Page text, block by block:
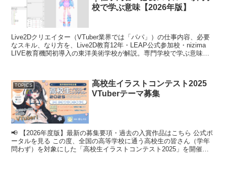
校で学ぶ意味【2026年版】
Live2Dクリエイター（VTuber業界では「パパ」）の仕事内容、必要
なスキル、なり方を、Live2D教育12年・LEAP公式参加校・nizima
LIVE教育機関初導入の東洋美術学校が解説。専門学校で学ぶ意味、
TOPICS
高校生イラストコンテスト2025
VTuberテーマ募集
📢 【2026年度版】最新の募集要項・過去の入賞作品はこちら 公式ポ
ータルを見る この度、全国の高等学校に通う高校生の皆さん（学年
問わず）を対象にした「高校生イラストコンテスト2025」を開催し